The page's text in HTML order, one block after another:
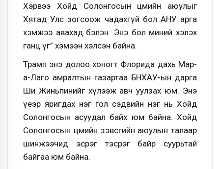
Хэрвээ Хойд Солонгосын цөмийн аюулыг
Хятад Улс зогсоож чадахгүй бол АНУ арга
хэмжээ авахад бэлэн. Энэ бол миний хэлэх
ганц үг” хэмээн хэлсэн байна.
Трамп энэ долоо хоногт Флорида дахь Мар-
а-Лаго амралтын газартаа БНХАУ-ын дарга
Ши Жиньпинийг хүлээж авч уулзах юм. Энэ
үеэр яригдах нэг гол сэдвийн нэг нь Хойд
Солонгосын асуудал байх юм байна. Хойд
Солонгосын цөмийн зэвсгийн аюулын талаар
шинжээчид эсрэг тэсрэг байр суурьтай
байгаа юм байна.